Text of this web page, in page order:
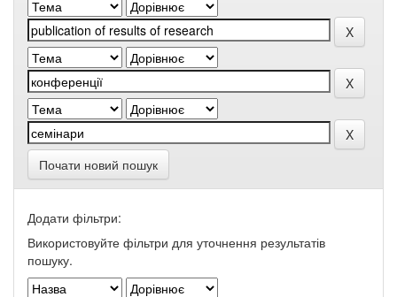
Почати новий пошук
Додати фільтри:
Використовуйте фільтри для уточнення результатів
пошуку.